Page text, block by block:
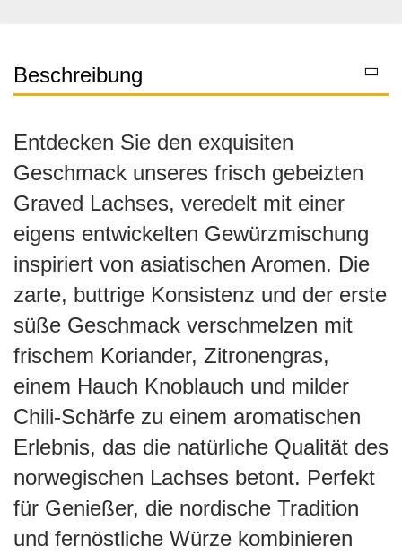
Beschreibung
Entdecken Sie den exquisiten
Geschmack unseres frisch gebeizten
Graved Lachses, veredelt mit einer
eigens entwickelten Gewürzmischung
inspiriert von asiatischen Aromen. Die
zarte, buttrige Konsistenz und der erste
süße Geschmack verschmelzen mit
frischem Koriander, Zitronengras,
einem Hauch Knoblauch und milder
Chili-Schärfe zu einem aromatischen
Erlebnis, das die natürliche Qualität des
norwegischen Lachses betont. Perfekt
für Genießer, die nordische Tradition
und fernöstliche Würze kombinieren